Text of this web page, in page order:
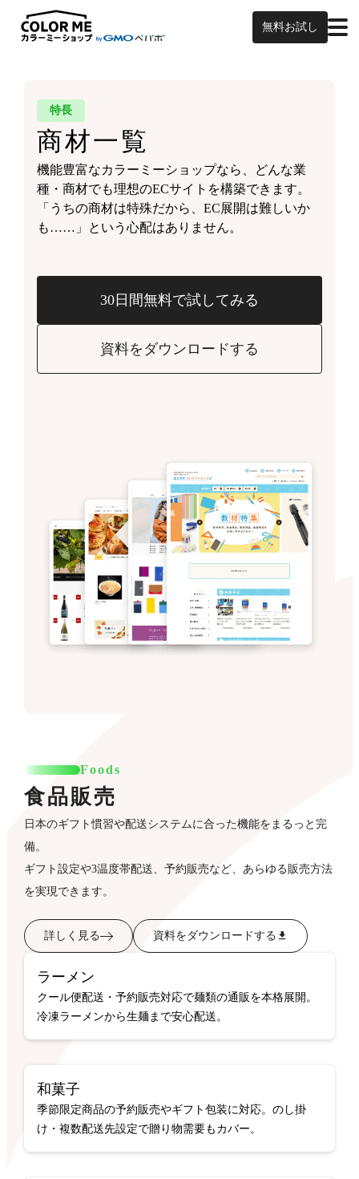
無料お試し
特長
商材一覧
機能豊富なカラーミーショップなら、どんな業
種・商材でも理想のECサイトを構築できます。
「うちの商材は特殊だから、EC展開は難しいか
も……」という心配はありません。
30日間無料で試してみる
資料をダウンロードする
Foods
食品販売
日本のギフト慣習や配送システムに合った機能をまるっと完
備。
ギフト設定や3温度帯配送、予約販売など、あらゆる販売方法
を実現できます。
詳しく見る 資料をダウンロードする
ラーメン
クール便配送・予約販売対応で麺類の通販を本格展開。
冷凍ラーメンから生麺まで安心配送。
和菓子
季節限定商品の予約販売やギフト包装に対応。のし掛
け・複数配送先設定で贈り物需要もカバー。